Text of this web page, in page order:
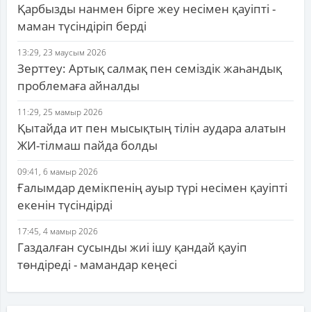
Қарбызды нанмен бірге жеу несімен қауіпті -
маман түсіндіріп берді
13:29, 23 маусым 2026
Зерттеу: Артық салмақ пен семіздік жаһандық
проблемаға айналды
11:29, 25 мамыр 2026
Қытайда ит пен мысықтың тілін аудара алатын
ЖИ-тілмаш пайда болды
09:41, 6 мамыр 2026
Ғалымдар демікпенің ауыр түрі несімен қауіпті
екенін түсіндірді
17:45, 4 мамыр 2026
Газдалған сусынды жиі ішу қандай қауіп
төндіреді - мамандар кеңесі